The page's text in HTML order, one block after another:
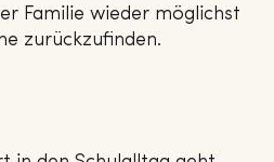
Familie wieder möglichst
zurückzufinden.